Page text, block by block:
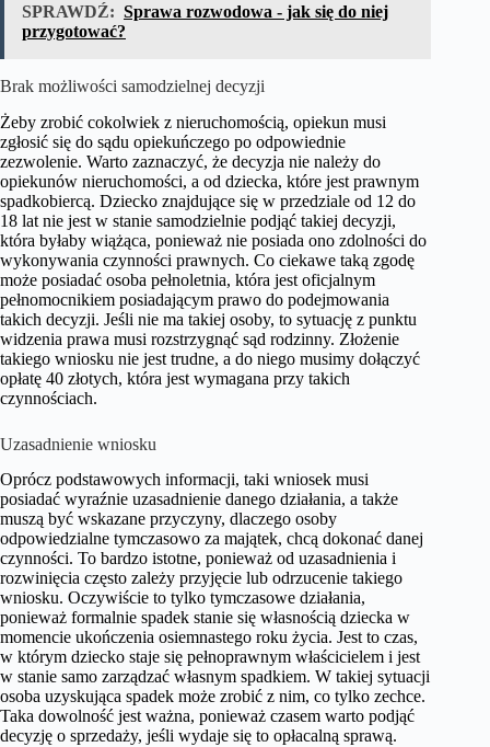
SPRAWDŹ: Sprawa rozwodowa - jak się do niej
przygotować?
Brak możliwości samodzielnej decyzji
Żeby zrobić cokolwiek z nieruchomością, opiekun musi
zgłosić się do sądu opiekuńczego po odpowiednie
zezwolenie. Warto zaznaczyć, że decyzja nie należy do
opiekunów nieruchomości, a od dziecka, które jest prawnym
spadkobiercą. Dziecko znajdujące się w przedziale od 12 do
18 lat nie jest w stanie samodzielnie podjąć takiej decyzji,
która byłaby wiążąca, ponieważ nie posiada ono zdolności do
wykonywania czynności prawnych. Co ciekawe taką zgodę
może posiadać osoba pełnoletnia, która jest oficjalnym
pełnomocnikiem posiadającym prawo do podejmowania
takich decyzji. Jeśli nie ma takiej osoby, to sytuację z punktu
widzenia prawa musi rozstrzygnąć sąd rodzinny. Złożenie
takiego wniosku nie jest trudne, a do niego musimy dołączyć
opłatę 40 złotych, która jest wymagana przy takich
czynnościach.
Uzasadnienie wniosku
Oprócz podstawowych informacji, taki wniosek musi
posiadać wyraźnie uzasadnienie danego działania, a także
muszą być wskazane przyczyny, dlaczego osoby
odpowiedzialne tymczasowo za majątek, chcą dokonać danej
czynności. To bardzo istotne, ponieważ od uzasadnienia i
rozwinięcia często zależy przyjęcie lub odrzucenie takiego
wniosku. Oczywiście to tylko tymczasowe działania,
ponieważ formalnie spadek stanie się własnością dziecka w
momencie ukończenia osiemnastego roku życia. Jest to czas,
w którym dziecko staje się pełnoprawnym właścicielem i jest
w stanie samo zarządzać własnym spadkiem. W takiej sytuacji
osoba uzyskująca spadek może zrobić z nim, co tylko zechce.
Taka dowolność jest ważna, ponieważ czasem warto podjąć
decyzję o sprzedaży, jeśli wydaje się to opłacalną sprawą.